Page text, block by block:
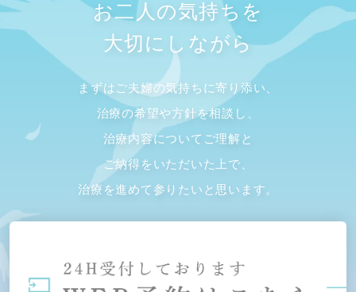
お二人の気持ちを
大切にしながら
まずはご夫婦の気持ちに寄り添い、
治療の希望や方針を相談し、
治療内容についてご理解と
ご納得をいただいた上で、
治療を進めて参りたいと思います。